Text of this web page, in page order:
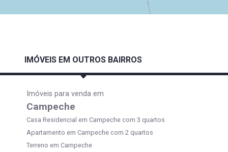
IMÓVEIS EM OUTROS BAIRROS
Imóveis para venda em
Campeche
Casa Residencial em Campeche com 3 quartos
Apartamento em Campeche com 2 quartos
Terreno em Campeche